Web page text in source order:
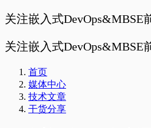
关注嵌入式
关注嵌入式
首页
媒体中心
技术文章
干货分享